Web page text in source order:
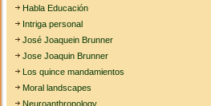
Habla Educación
Intriga personal
José Joaquein Brunner
Jose Joaquin Brunner
Los quince mandamientos
Moral landscapes
Neuroanthropology